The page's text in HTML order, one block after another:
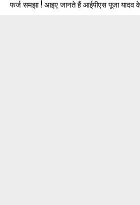
फर्ज समझा ! आइए जानते हैं आईपीएस पूजा यादव